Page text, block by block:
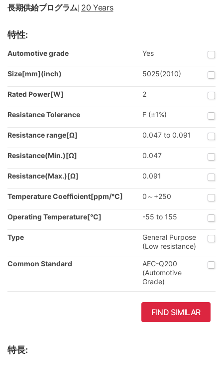
長期供給プログラム 20 Years
特性:
Automotive grade Yes
Size[mm](inch) 5025(2010)
Rated Power[W] 2
Resistance Tolerance F (±1%)
Resistance range[Ω] 0.047 to 0.091
Resistance(Min.)[Ω] 0.047
Resistance(Max.)[Ω] 0.091
Temperature Coefficient[ppm/°C] 0～+250
Operating Temperature[°C] -55 to 155
Type
General Purpose
(Low resistance)
Common Standard
AEC-Q200
(Automotive
Grade)
FIND SIMILAR
特長: